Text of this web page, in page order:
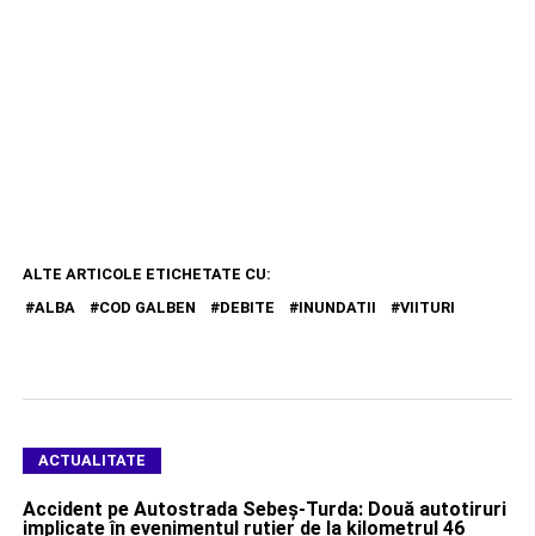
ALTE ARTICOLE ETICHETATE CU:
ALBA
COD GALBEN DEBITE INUNDATII VIITURI
ACTUALITATE
Accident pe Autostrada Sebeș-Turda: Două autotiruri
implicate în evenimentul rutier de la kilometrul 46